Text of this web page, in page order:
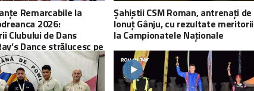
Remarcabile la
2026:
Clubului de Dans
Dance strălucesc pe
Șahiștii CSM Roman, antrenați de
Ionuț Gânju, cu rezultate meritorii
la Campionatele Naționale